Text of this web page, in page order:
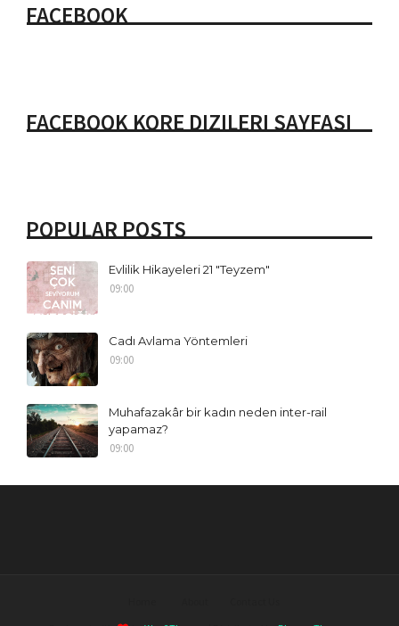
FACEBOOK
FACEBOOK KORE DIZILERI SAYFASI
POPULAR POSTS
Evlilik Hikayeleri 21 "Teyzem"
09:00
Cadı Avlama Yöntemleri
09:00
Muhafazakâr bir kadın neden inter-rail
yapamaz?
09:00